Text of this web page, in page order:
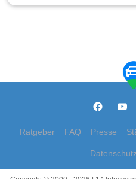
Ratgeber FAQ Presse
Datenschutz